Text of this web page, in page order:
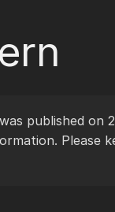
published on
Please